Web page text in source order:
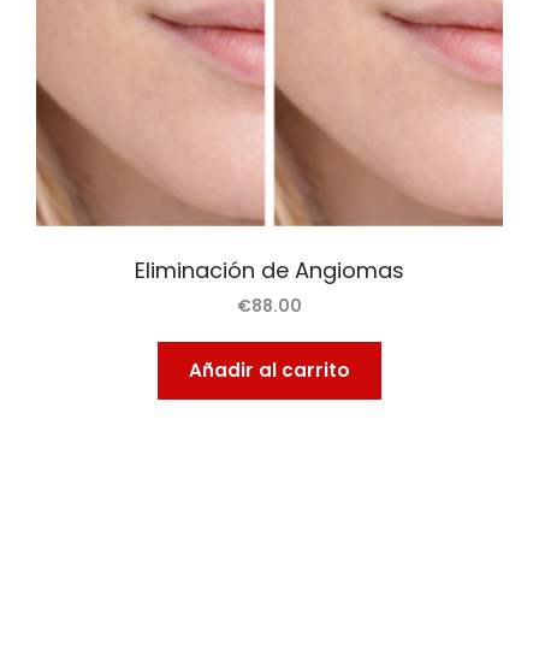
Eliminación de Angiomas
€88.00
Añadir al carrito